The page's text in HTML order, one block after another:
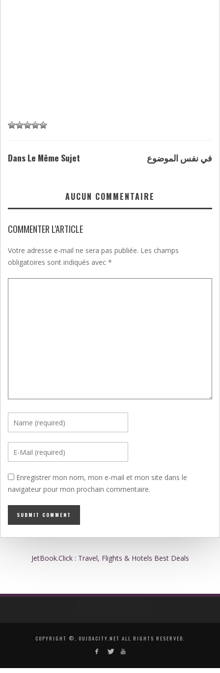
Dans Le Même Sujet في نفس الموضوع
AUCUN COMMENTAIRE
COMMENTER L'ARTICLE
Votre adresse e-mail ne sera pas publiée. Les champs
obligatoires sont indiqués avec *
Enregistrer mon nom, mon e-mail et mon site dans le
navigateur pour mon prochain commentaire.
JetBook.Click : Travel, Flights & Hotels Best Deals
COPYRIGHT ©, OUJDACITY.NET ALL RIGHTS RESERVED.